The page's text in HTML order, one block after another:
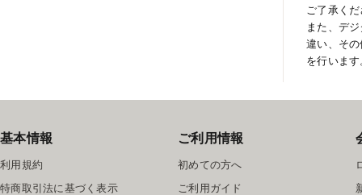
ご了承く
また、デ
違い、そ
を行います
基本情報
利用規約
特商取引法に基づく表示
ご利用情報
初めての方へ
ご利用ガイド